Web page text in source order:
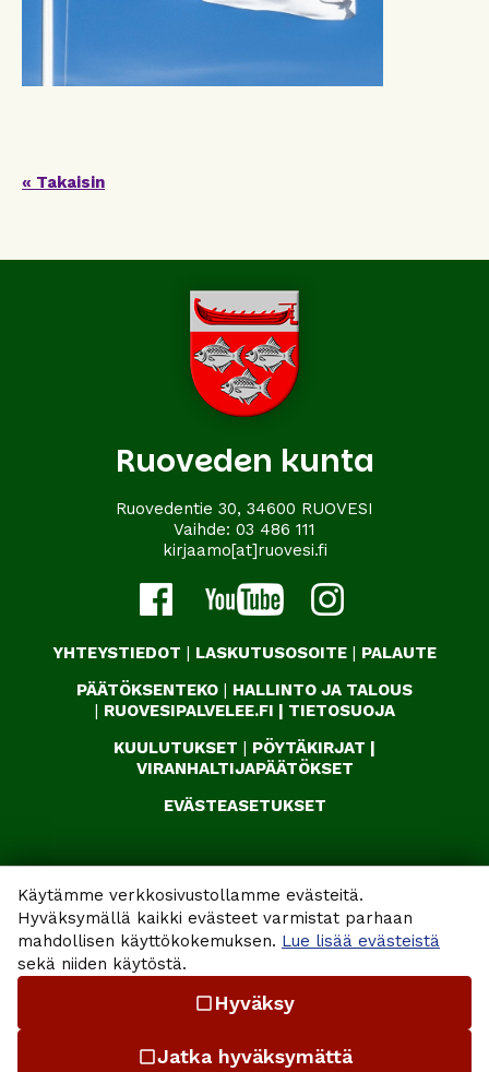
Käytämme verkkosivustollamme evästeitä.
Hyväksymällä kaikki evästeet varmistat parhaan
mahdollisen käyttökokemuksen. Lue lisää evästeistä
sekä niiden käytöstä.
check_box_outline_blank Hyväksy
check_box_outline_blankJatka hyväksymättä
« Takaisin
Ruoveden kunta
Ruovedentie 30, 34600 RUOVESI
Vaihde: 03 486 111
kirjaamo[at]ruovesi.fi
YHTEYSTIEDOT LASKUTUSOSOITE
PALAUTE
PÄÄTÖKSENTEKO
HALLINTO JA TALOUS
RUOVESIPALVELEE.FI
TIETOSUOJA
KUULUTUKSET
PÖYTÄKIRJAT
VIRANHALTIJAPÄÄTÖKSET
EVÄSTEASETUKSET